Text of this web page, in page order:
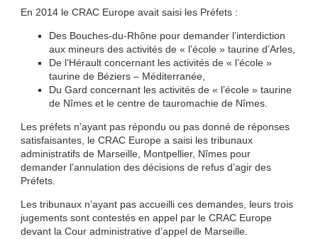
En 2014 le CRAC Europe avait saisi les Préfets :
Des Bouches-du-Rhône pour demander l’interdiction
aux mineurs des activités de « l’école » taurine d’Arles,
De l’Hérault concernant les activités de « l’école »
taurine de Béziers – Méditerranée,
Du Gard concernant les activités de « l’école » taurine
de Nîmes et le centre de tauromachie de Nîmes.
Les préfets n’ayant pas répondu ou pas donné de réponses
satisfaisantes, le CRAC Europe a saisi les tribunaux
administratifs de Marseille, Montpellier, Nîmes pour
demander l’annulation des décisions de refus d’agir des
Préfets.
Les tribunaux n’ayant pas accueilli ces demandes, leurs trois
jugements sont contestés en appel par le CRAC Europe
devant la Cour administrative d’appel de Marseille.